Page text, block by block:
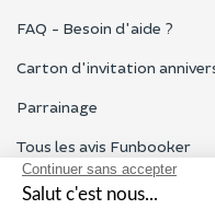
FAQ - Besoin d'aide ?
Carton d'invitation
Parrainage
Tous les avis Funbooker